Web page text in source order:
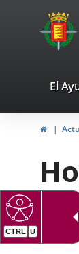
Portal
Web
de
El
Inicio